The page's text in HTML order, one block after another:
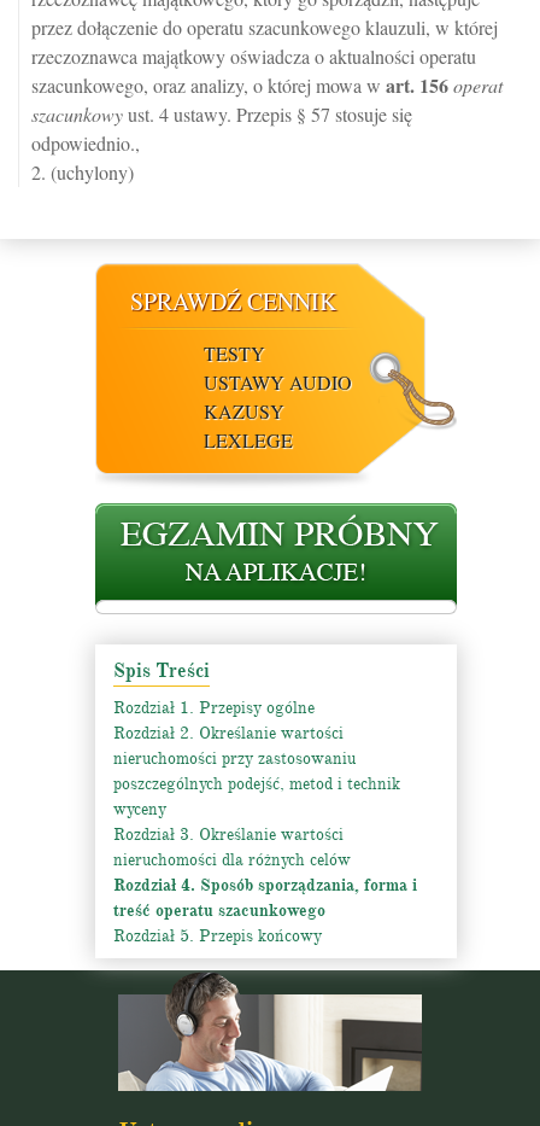
przez dołączenie do operatu szacunkowego klauzuli, w której
rzeczoznawca majątkowy oświadcza o aktualności operatu
szacunkowego, oraz analizy, o której mowa w art. 156operat
szacunkowyust. 4 ustawy. Przepis § 57 stosuje się
odpowiednio.,
2. (uchylony)
SPRAWDŹ CENNIK
TESTY
USTAWY AUDIO
KAZUSY
LEXLEGE
Spis Treści
Rozdział 1. Przepisy ogólne
Rozdział 2. Określanie wartości
nieruchomości przy zastosowaniu
poszczególnych podejść, metod i technik
wyceny
Rozdział 3. Określanie wartości
nieruchomości dla różnych celów
Rozdział 4. Sposób sporządzania, forma i
treść operatu szacunkowego
Rozdział 5. Przepis końcowy